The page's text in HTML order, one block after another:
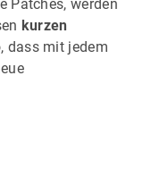
Patches, werden
kurzen
dass mit jedem